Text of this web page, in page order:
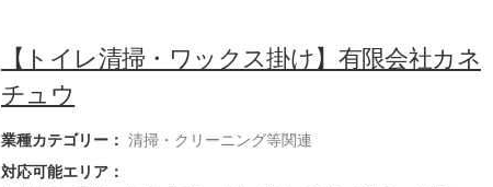
【トイレ清掃・ワックス掛け】有限会社カネ
チュウ
業種カテゴリー： 清掃・クリーニング等関連
対応可能エリア：